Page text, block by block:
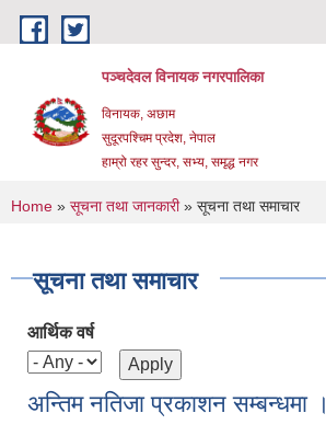
Skip to main content
पञ्चदेवल विनायक नगरपालिका
विनायक, अछाम
सुदूरपश्चिम प्रदेश, नेपाल
हाम्रो रहर सुन्दर, सभ्य, समृद्ध नगर
You are here
Home » सूचना तथा जानकारी» सूचना तथा समाचार
सूचना तथा समाचार
आर्थिक वर्ष
अन्तिम नतिजा प्रकाशन सम्बन्धमा ।